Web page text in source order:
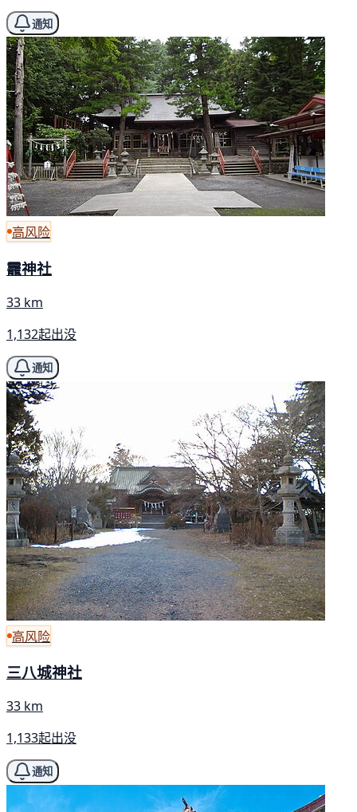
通知
高风险
龗神社
33 km
1,132起出没
通知
高风险
三八城神社
33 km
1,133起出没
通知